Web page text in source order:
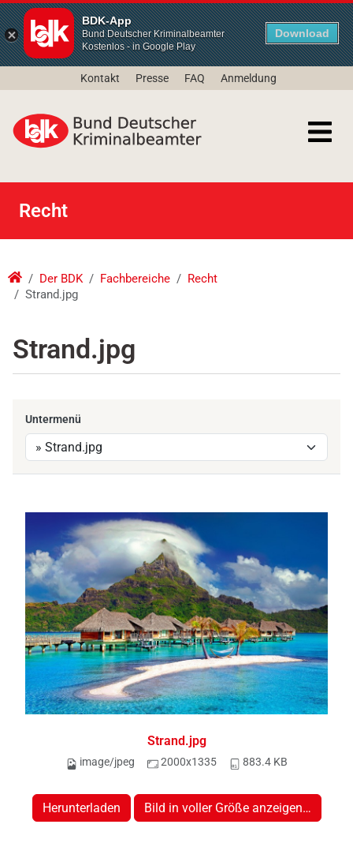
BDK-App
Bund Deutscher Kriminalbeamter
Kostenlos - in Google Play
Download
Kontakt Presse FAQ Anmeldung
Recht
Der BDK Fachbereiche
Recht
Strand.jpg
Strand.jpg
Untermenü
Strand.jpg
image/jpeg 2000x1335 883.4 KB
Herunterladen Bild in voller Größe anzeigen…